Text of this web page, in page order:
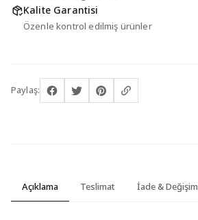
Kalite Garantisi
Özenle kontrol edilmiş ürünler
Paylaş:
Açıklama Teslimat İade & Değişim